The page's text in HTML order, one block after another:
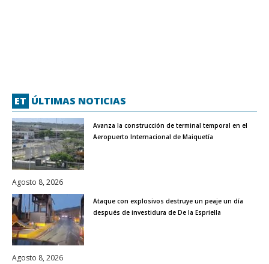
ET ÚLTIMAS NOTICIAS
Avanza la construcción de terminal temporal en el
Aeropuerto Internacional de Maiquetía
Agosto 8, 2026
Ataque con explosivos destruye un peaje un día
después de investidura de De la Espriella
Agosto 8, 2026